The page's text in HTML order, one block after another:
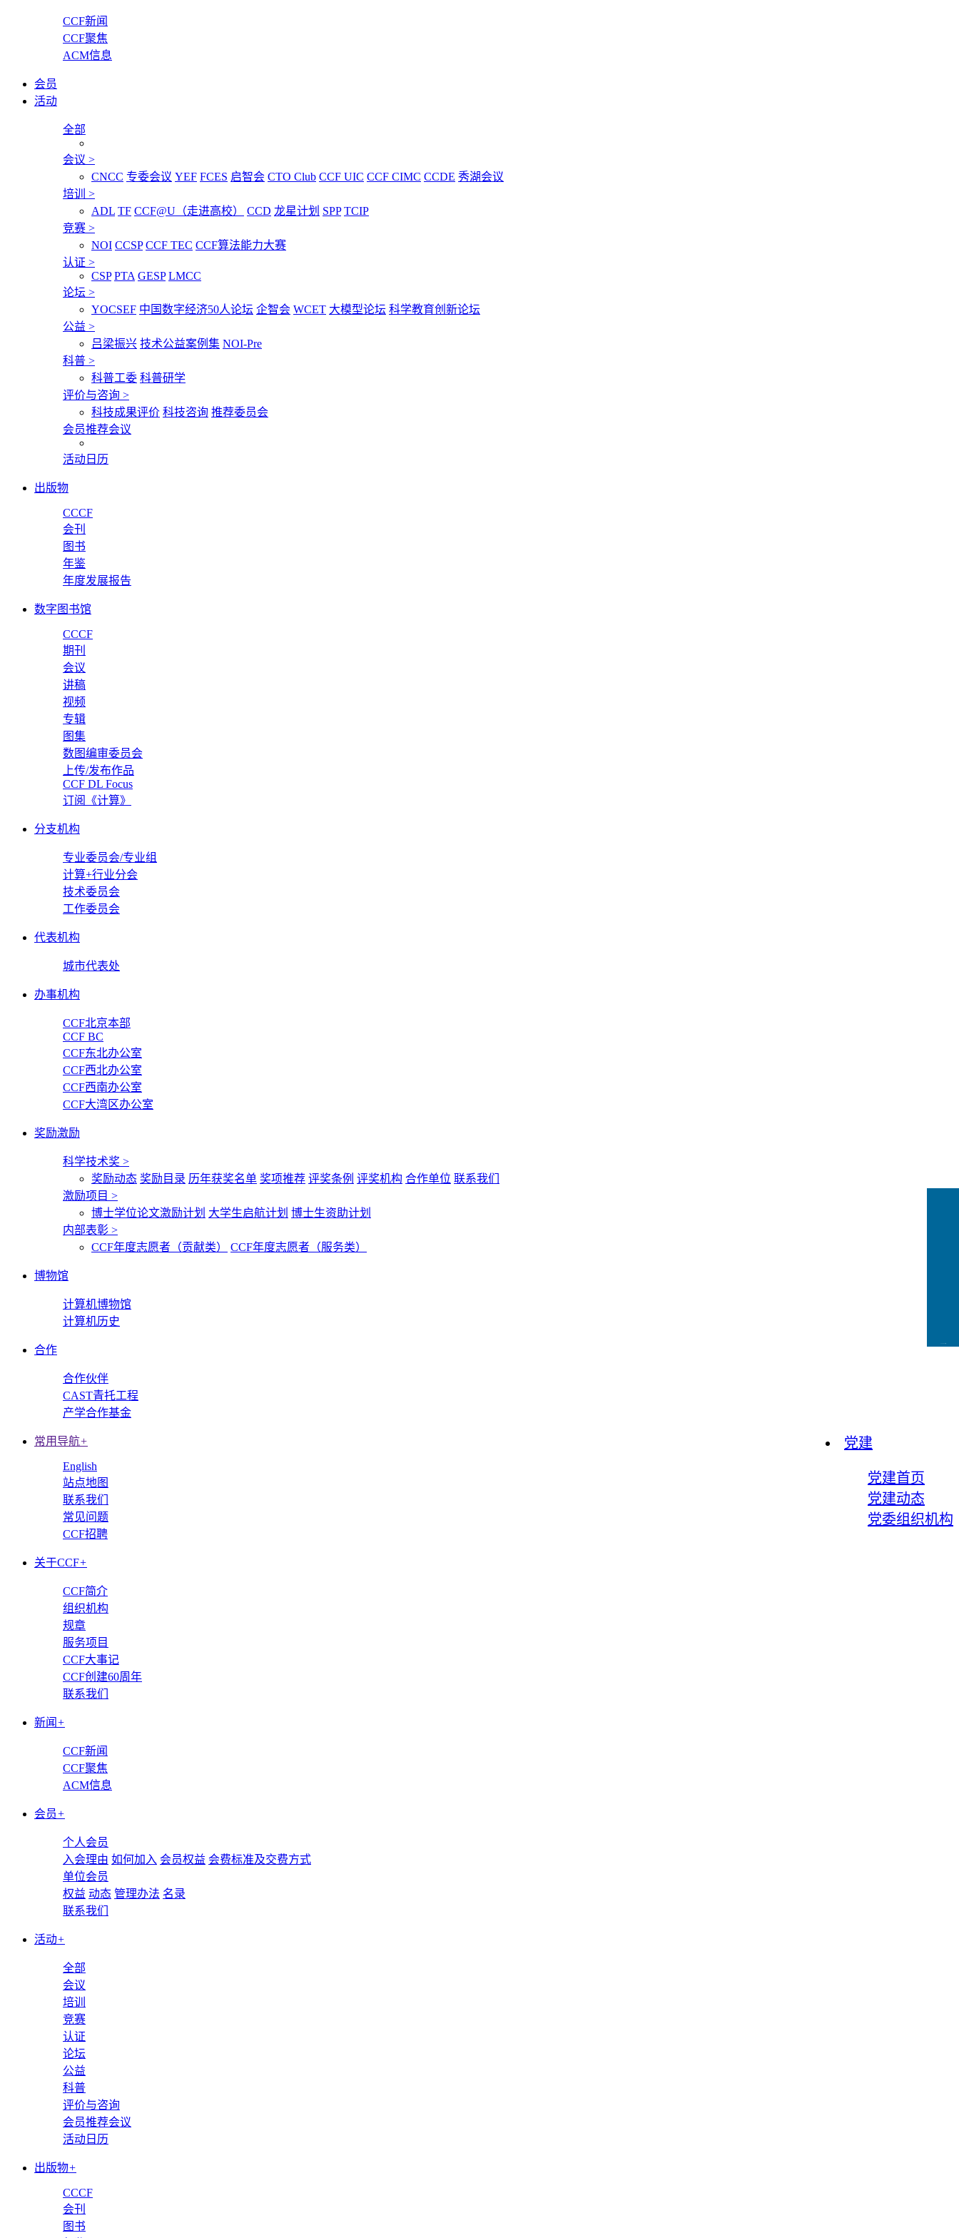
CCF新闻
CCF聚焦
ACM信息
会员
活动
全部
会议 >
CNCC 专委会议 YEF FCES 启智会 CTO Club CCF UIC CCF CIMC CCDE 秀湖会议
培训 >
ADL TF CCF@U（走进高校） CCD 龙星计划 SPP TCIP
竞赛 >
NOI CCSP CCF TEC CCF算法能力大赛
认证 >
CSP PTA GESP LMCC
论坛 >
YOCSEF 中国数字经济50人论坛 企智会 WCET 大模型论坛 科学教育创新论坛
公益 >
吕梁振兴 技术公益案例集 NOI-Pre
科普 >
科普工委 科普研学
评价与咨询 >
科技成果评价 科技咨询 推荐委员会
会员推荐会议
活动日历
出版物
CCCF
会刊
图书
年鉴
年度发展报告
数字图书馆
CCCF
期刊
会议
讲稿
视频
专辑
图集
数图编审委员会
上传/发布作品
CCF DL Focus
订阅《计算》
分支机构
专业委员会/专业组
计算+行业分会
技术委员会
工作委员会
代表机构
城市代表处
办事机构
CCF北京本部
CCF BC
CCF东北办公室
CCF西北办公室
CCF西南办公室
CCF大湾区办公室
奖励激励
科学技术奖 >
奖励动态 奖励目录 历年获奖名单 奖项推荐 评奖条例 评奖机构 合作单位 联系我们
激励项目 >
博士学位论文激励计划 大学生启航计划 博士生资助计划
内部表彰 >
CCF年度志愿者（贡献类）
CCF年度志愿者（服务类）
博物馆
计算机博物馆
计算机历史
合作
合作伙伴
CAST青托工程
产学合作基金
党建
党建首页
党建动态
党委组织机构
常用导航+
English
站点地图
联系我们
常见问题
CCF招聘
关于CCF+
CCF简介
组织机构
规章
服务项目
CCF大事记
CCF创建60周年
联系我们
新闻 +
CCF新闻
CCF聚焦
ACM信息
会员+
个人会员
入会理由 如何加入 会员权益 会费标准及交费方式
单位会员
权益 动态 管理办法 名录
联系我们
活动+
全部
会议
培训
竞赛
认证
论坛
公益
科普
评价与咨询
会员推荐会议
活动日历
出版物+
CCCF
会刊
图书